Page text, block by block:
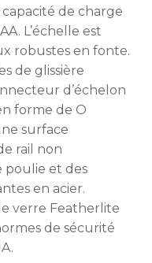
de charge
L’échelle est
robustes en fonte.
de glissière
d’échelon
forme de O
surface
rail non
poulie et des
en acier.
verre Featherlite
de sécurité